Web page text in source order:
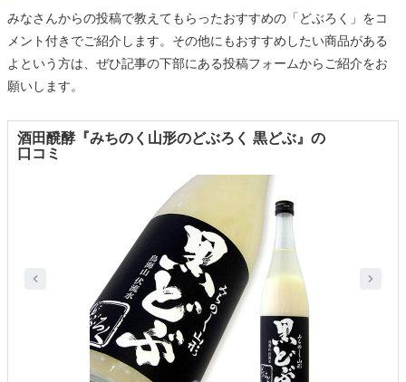
みなさんからの投稿で教えてもらったおすすめの「どぶろく」をコ
メント付きでご紹介します。その他にもおすすめしたい商品がある
よという方は、ぜひ記事の下部にある投稿フォームからご紹介をお
願いします。
酒田醗酵『みちのく山形のどぶろく 黒どぶ』の
口コミ